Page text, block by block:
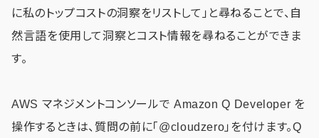
に私のトップコストの洞察をリストして」と尋ねることで、自
然言語を使用して洞察とコスト情報を尋ねることができま
す。
AWS マネジメントコンソールで Amazon Q Developer を
操作するときは、質問の前に「@cloudzero」を付けます。Q